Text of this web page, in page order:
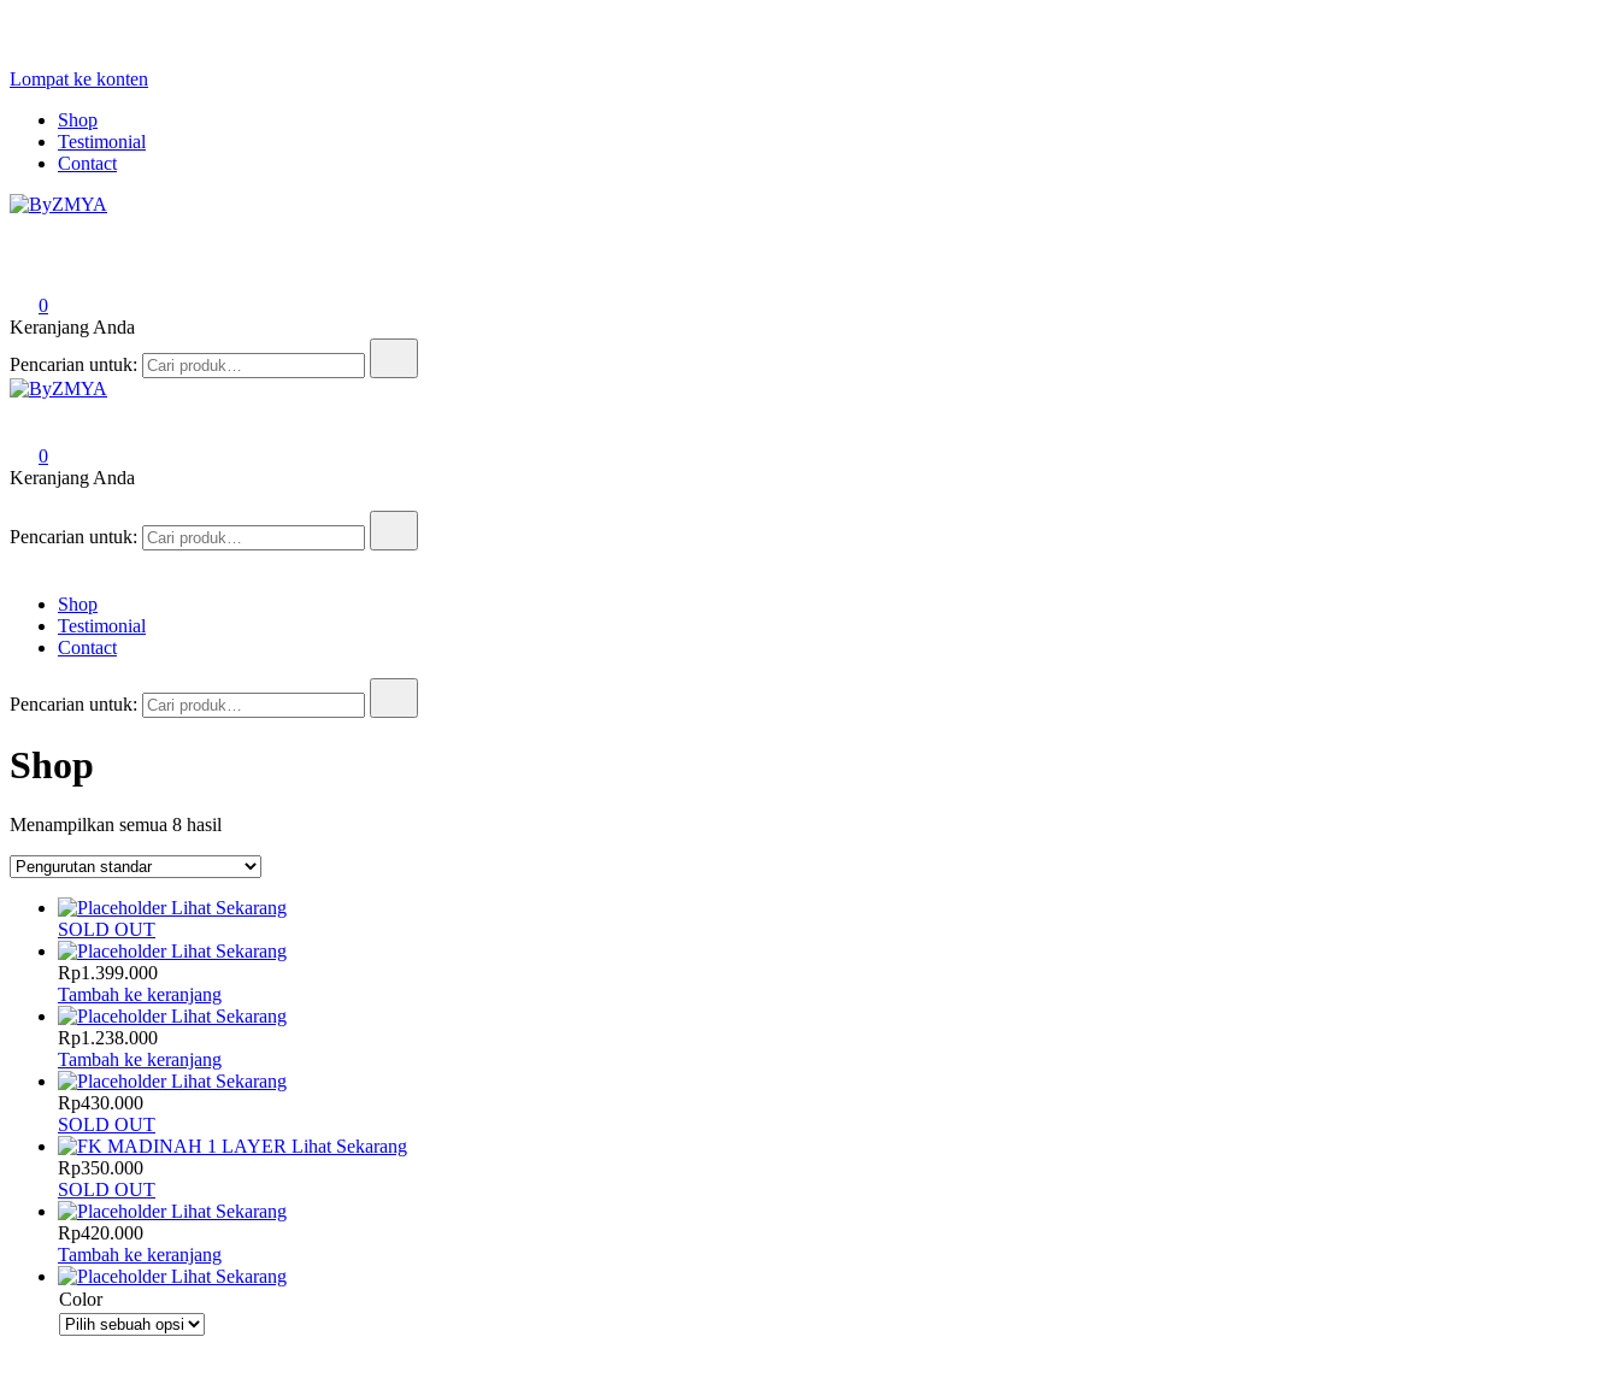
Lompat ke konten
Shop
Testimonial
Contact
0
Keranjang Anda
Pencarian untuk:
0
Keranjang Anda
Pencarian untuk:
Shop
Testimonial
Contact
Pencarian untuk:
Shop
Menampilkan semua 8 hasil
Lihat Sekarang
SOLD OUT
Lihat Sekarang
Rp1.399.000
Tambah ke keranjang
Lihat Sekarang
Rp1.238.000
Tambah ke keranjang
Lihat Sekarang
Rp430.000
SOLD OUT
Lihat Sekarang
Rp350.000
SOLD OUT
Lihat Sekarang
Rp420.000
Tambah ke keranjang
Lihat Sekarang
Color